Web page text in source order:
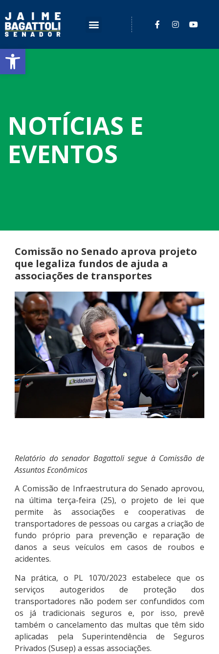
Barra de Ferramentas Aberta
NOTÍCIAS E
EVENTOS
Comissão no Senado aprova projeto
que legaliza fundos de ajuda a
associações de transportes
Relatório do senador Bagattoli segue à Comissão de
Assuntos Econômicos
A Comissão de Infraestrutura do Senado aprovou,
na última terça-feira (25), o projeto de lei que
permite às associações e cooperativas de
transportadores de pessoas ou cargas a criação de
fundo próprio para prevenção e reparação de
danos a seus veículos em casos de roubos e
acidentes.
Na prática, o PL 1070/2023 estabelece que os
serviços autogeridos de proteção dos
transportadores não podem ser confundidos com
os já tradicionais seguros e, por isso, prevê
também o cancelamento das multas que têm sido
aplicadas pela Superintendência de Seguros
Privados (Susep) a essas associações.